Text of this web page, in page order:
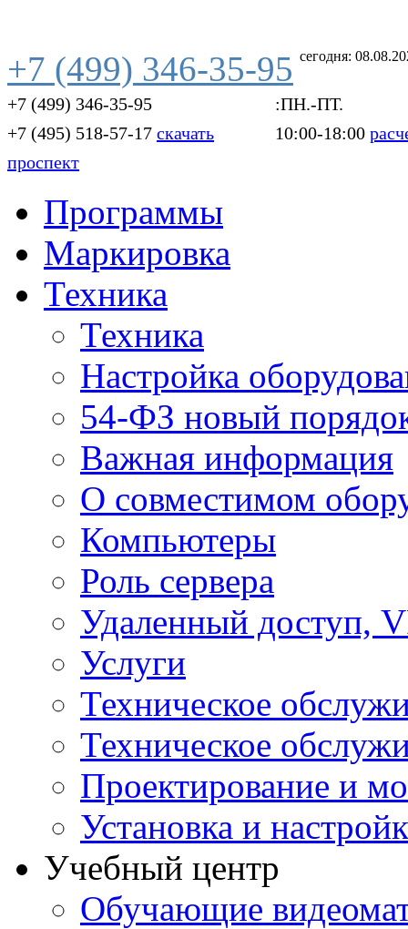
сегодня:
+7 (499) 346-35-95
+7 (499) 346-35-95
+7 (495) 518-57-17 скачать
проспект
:ПН.-ПТ.
10:00-18:00
Программы
Маркировка
Техника
Техника
Настройка
54-ФЗ новый
Важная информация
О совместимом
Компьютеры
Роль сервера
Удаленный доступ,
Услуги
Техническое
Техническое
Проектирование и
Установка и
Учебный центр
Обучающие